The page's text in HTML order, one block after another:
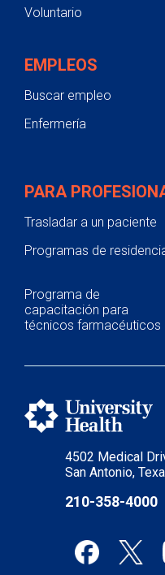
4502 Medical
San Antonio,
210-358-4000
Voluntario
EMPLEOS
Buscar empleo
Enfermería
PARA
Trasladar a un paciente
Programas de
Programa de
capacitación para
técnicos farmacéuticos